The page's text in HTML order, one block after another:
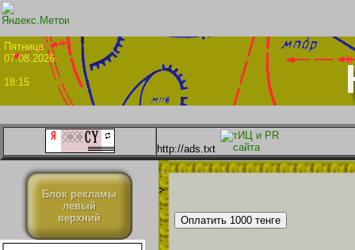
07.08.2026
18:15
http://ads.txt
Блок рекламы
левый
верхний
>